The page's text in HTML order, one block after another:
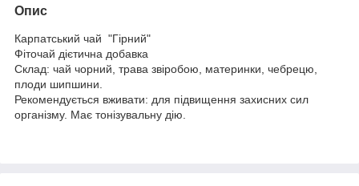
Опис
Карпатський чай "Гірний"
Фіточай дієтична добавка
Склад: чай чорний, трава звіробою, материнки, чебрецю,
плоди шипшини.
Рекомендується вживати: для підвищення захисних сил
організму. Має тонізувальну дію.